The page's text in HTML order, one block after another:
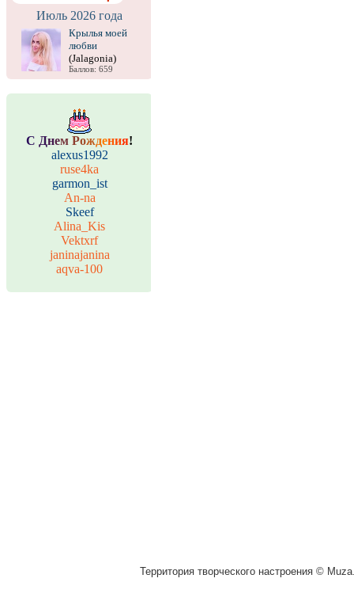
Июль 2026 года
Крылья моей
любви
(Jalagonia)
Баллов: 659
С Днем Рождения!
alexus1992
ruse4ka
garmon_ist
An-na
Skeef
Alina_Kis
Vektxrf
janinajanina
aqva-100
Территория творческого настроения ©